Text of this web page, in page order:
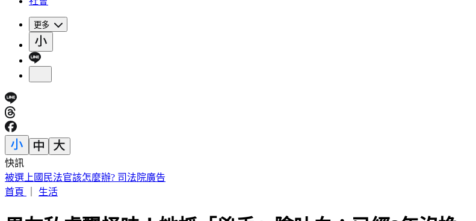
更多
快訊
快訊／新北工安意外！水電工失足急墜電梯井「頭部受創」昏迷
首頁
生活